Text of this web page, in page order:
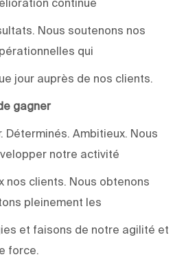
continue
Nous soutenons nos
qui
jour auprès de nos clients.
gagner
Déterminés. Ambitieux. Nous
notre activité
nos clients. Nous obtenons
pleinement les
et faisons de notre agilité et
force.